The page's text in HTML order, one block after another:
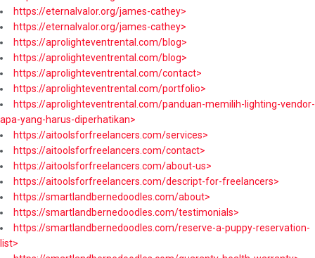
https://eternalvalor.org/james-cathey>
https://eternalvalor.org/james-cathey>
https://aprolighteventrental.com/blog>
https://aprolighteventrental.com/blog>
https://aprolighteventrental.com/contact>
https://aprolighteventrental.com/portfolio>
https://aprolighteventrental.com/panduan-memilih-lighting-vendor-
apa-yang-harus-diperhatikan>
https://aitoolsforfreelancers.com/services>
https://aitoolsforfreelancers.com/contact>
https://aitoolsforfreelancers.com/about-us>
https://aitoolsforfreelancers.com/descript-for-freelancers>
https://smartlandbernedoodles.com/about>
https://smartlandbernedoodles.com/testimonials>
https://smartlandbernedoodles.com/reserve-a-puppy-reservation-
list>